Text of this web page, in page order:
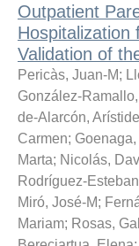
Outpatient
Hospitalization
Validation of
Pericàs, Juan-M;
González-
de-Alarcón,
Carmen;
Marta; Nicolás,
Rodríguez-
Miró, José-M;
Mariam; Rosas,